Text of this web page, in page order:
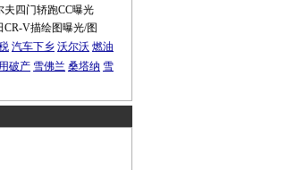
夫四门轿跑CC曝光
CR-V描绘图曝光/图
汽车下乡 沃尔沃 燃油
破产 雪佛兰 桑塔纳 雪